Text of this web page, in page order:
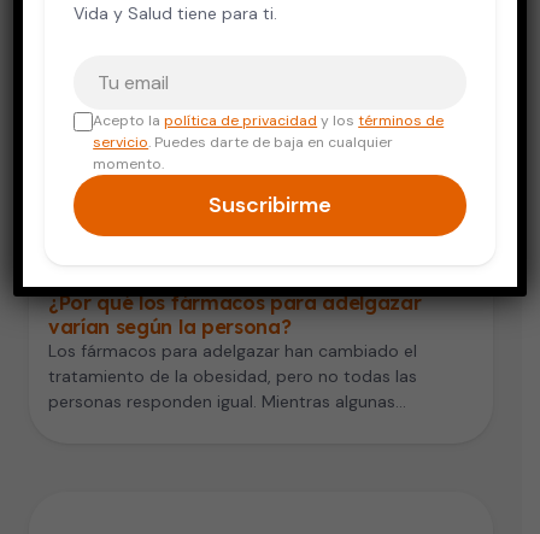
¿Por qué los fármacos para adelgazar
varían según la persona?
Los fármacos para adelgazar han cambiado el
tratamiento de la obesidad, pero no todas las
personas responden igual. Mientras algunas…
Vida y Salud tiene para ti.
Acepto lapolítica de privacidad y lostérminos de
servicio. Puedes darte de baja en cualquier
momento.
Suscribirme